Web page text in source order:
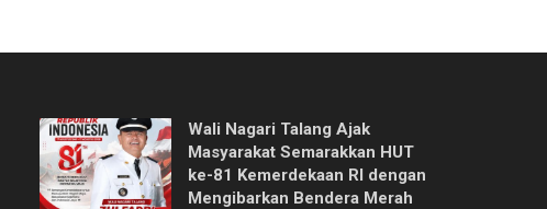
Wali Nagari Talang Ajak
Masyarakat Semarakkan HUT
ke-81 Kemerdekaan RI dengan
Mengibarkan Bendera Merah